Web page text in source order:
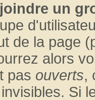
un
de la page
alors
pas ouverts,
Si